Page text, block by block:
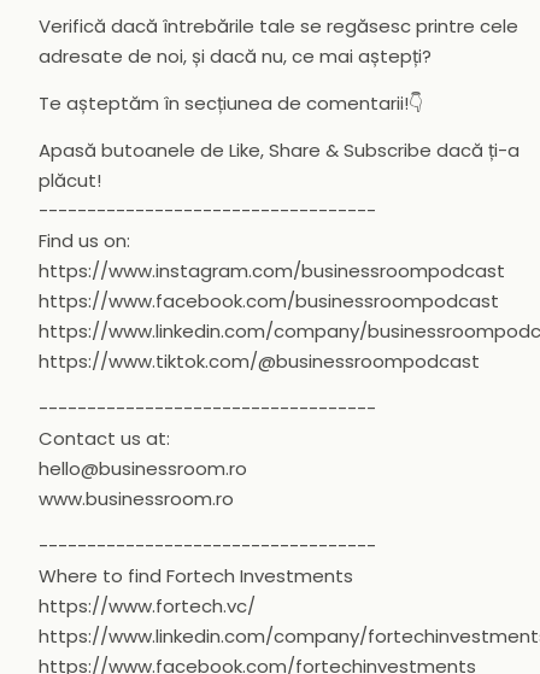
Verifică dacă întrebările tale se regăsesc printre cele
adresate de noi, și dacă nu, ce mai aștepți?
Te așteptăm în secțiunea de comentarii!👇
Apasă butoanele de Like, Share & Subscribe dacă ți-a
plăcut!
-----------------------------------
Find us on:
https://www.instagram.com/businessroompodcast
https://www.facebook.com/businessroompodcast
https://www.linkedin.com/company/
https://www.tiktok.com/@businessroompodcast
-----------------------------------
Contact us at:
hello@businessroom.ro
www.businessroom.ro
-----------------------------------
Where to find Fortech Investments
https://www.fortech.vc/
https://www.linkedin.com/company/
https://www.facebook.com/fortechinvestments